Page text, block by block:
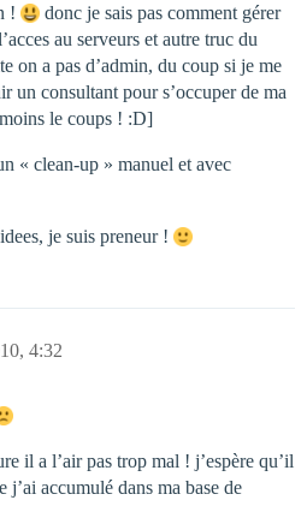
!
donc je sais pas comment gérer
au serveurs et autre truc du
on a pas d’admin, du coup si je me
un consultant pour s’occuper de ma
le coups ! :D]
« clean-up » manuel et avec
je suis preneur !
4:32
il a l’air pas trop mal ! j’espère qu’il
j’ai accumulé dans ma base de